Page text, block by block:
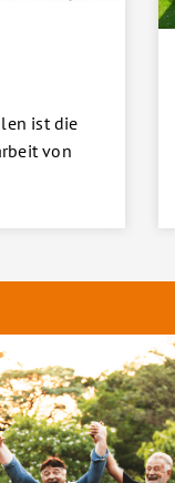
ist die
von